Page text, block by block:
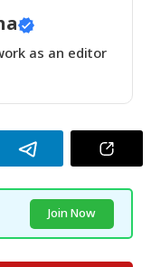
as an editor
Join Now